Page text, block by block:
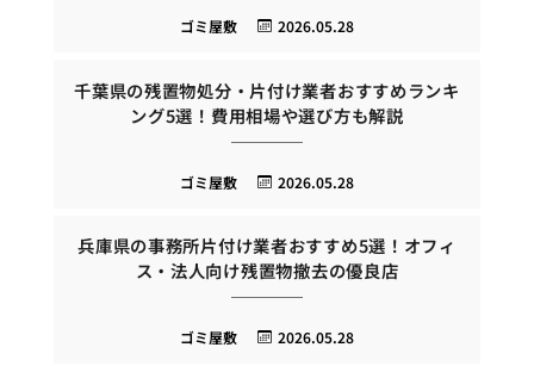
2026.05.28
ゴミ屋敷
千葉県の残置物処分・片付け業者おすすめランキ
ング5選！費用相場や選び方も解説
2026.05.28
ゴミ屋敷
兵庫県の事務所片付け業者おすすめ5選！オフィ
ス・法人向け残置物撤去の優良店
2026.05.28
ゴミ屋敷